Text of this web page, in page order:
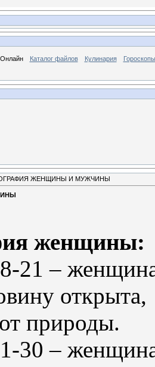
Онлайн Каталог файлов Кулинария Гороскопы
ЖЕНЩИНЫ И МУЖЧИНЫ
женщины:
21 –
природы.
30 –